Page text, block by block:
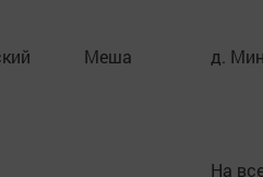
Меша д.
На